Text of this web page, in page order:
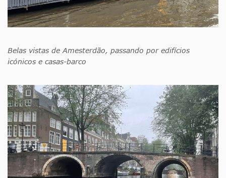
Belas vistas de Amesterdão, passando por edifícios
icónicos e casas-barco